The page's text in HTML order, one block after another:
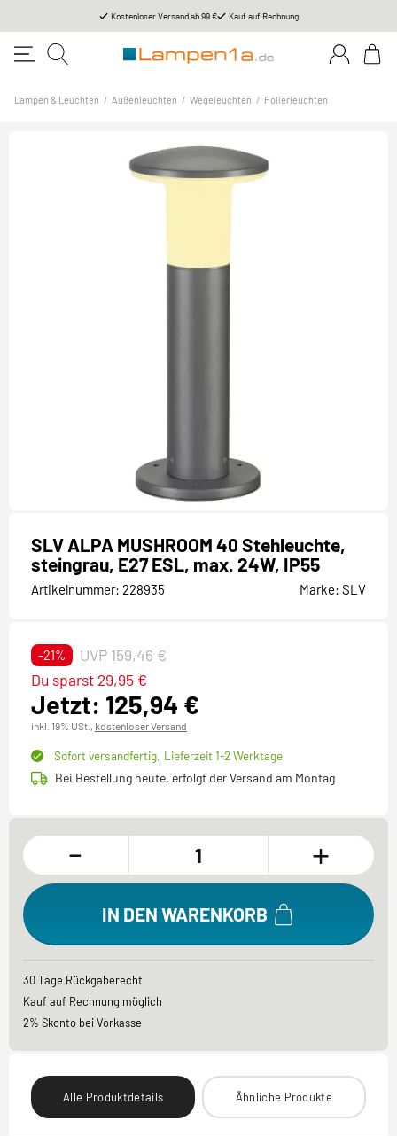
Kostenloser Versand ab 99 € Kauf auf Rechnung
Lampen & Leuchten / Außenleuchten / Wegeleuchten / Pollerleuchten
SLV ALPA MUSHROOM 40 Stehleuchte,
steingrau, E27 ESL, max. 24W, IP55
Artikelnummer: 228935 Marke: SLV
-21% UVP 159,46 €
Jetzt: 125,94 €
Du sparst 29,95 €
inkl. 19% USt., kostenloser Versand
Sofort versandfertig, Lieferzeit 1-2 Werktage
Bei Bestellung heute, erfolgt der Versand am Montag
- +
IN DEN WARENKORB
30 Tage Rückgaberecht
Kauf auf Rechnung möglich
2% Skonto bei Vorkasse
Alle Produktdetails Ähnliche Produkte